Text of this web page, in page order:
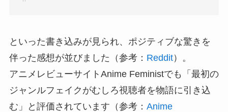
といった書き込みが見られ、ポジティブな驚きを
伴った感想が並びました（参考： Reddit）。
アニメレビューサイトAnime Feministでも「最初の
ジャンルフェイクがむしろ視聴者を物語に引き込
む」と評価されています（参考： Anime